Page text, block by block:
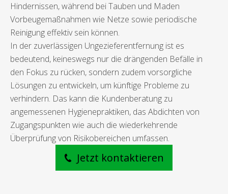
Hindernissen, während bei Tauben und Maden
Vorbeugemaßnahmen wie Netze sowie periodische
Reinigung effektiv sein können.
In der zuverlässigen Ungezieferentfernung ist es
bedeutend, keineswegs nur die drängenden Befälle in
den Fokus zu rücken, sondern zudem vorsorgliche
Lösungen zu entwickeln, um künftige Probleme zu
verhindern. Das kann die Kundenberatung zu
angemessenen Hygienepraktiken, das Abdichten von
Zugangspunkten wie auch die wiederkehrende
Überprüfung von Risikobereichen umfassen.
Jetzt kontaktieren